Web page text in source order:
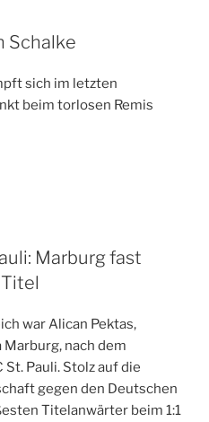
Schalke
sich im letzten
beim torlosen Remis
Marburg fast
war Alican Pektas,
nach dem
Pauli. Stolz auf die
gegen den Deutschen
Titelanwärter beim 1:1